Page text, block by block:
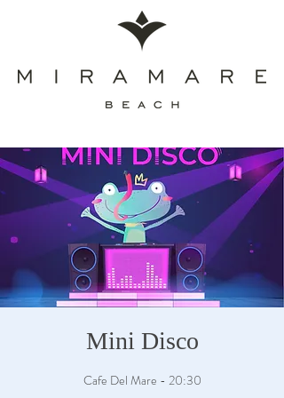
Mini Disco
Cafe Del Mare - 20:30